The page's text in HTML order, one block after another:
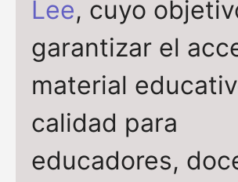
Lee, cuyo
garantizar el
material
calidad para
educadores,